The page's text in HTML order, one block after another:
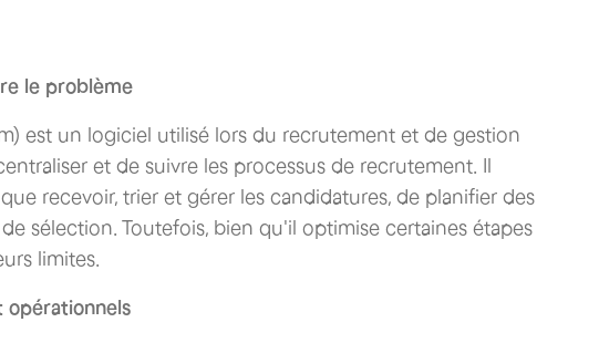
le problème
est un logiciel utilisé lors du recrutement et de gestion
et de suivre les processus de recrutement. Il
recevoir, trier et gérer les candidatures, de planifier des
sélection. Toutefois, bien qu'il optimise certaines étapes
limites.
opérationnels